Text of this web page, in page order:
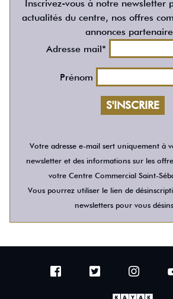
Inscrivez-vous à notre newsletter
actualités du centre, nos offres
annonces
Adresse mail*
Prénom
Votre adresse e-mail sert uniquement à
newsletter et des informations sur les
votre Centre Commercial Saint-
Vous pourrez utiliser le lien de
newsletters pour vous